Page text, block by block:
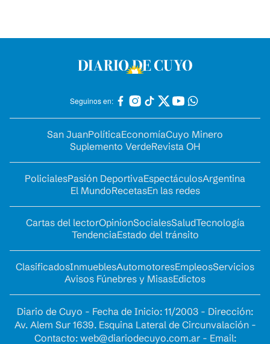
Seguinos en:
San JuanPolíticaEconomíaCuyo Minero
Suplemento VerdeRevista OH
PolicialesPasión DeportivaEspectáculosArgentina
El MundoRecetasEn las redes
Cartas del lectorOpinionSocialesSaludTecnología
TendenciaEstado del tránsito
ClasificadosInmueblesAutomotoresEmpleosServicios
Avisos Fúnebres y MisasEdictos
Diario de Cuyo - Fecha de Inicio: 11/2003 - Dirección:
Av. Alem Sur 1639. Esquina Lateral de Circunvalación -
Contacto: web@diariodecuyo.com.ar- Email: